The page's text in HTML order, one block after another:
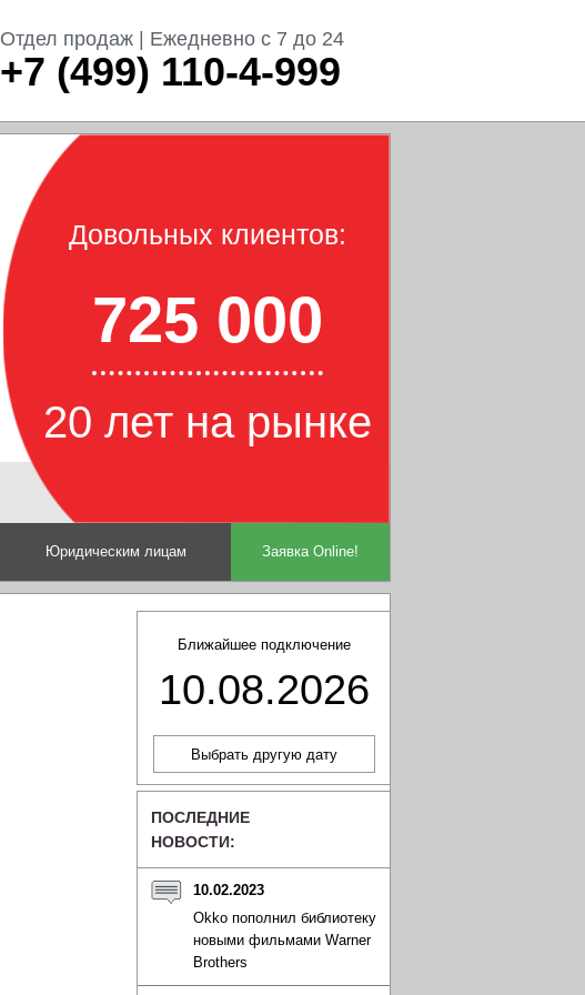
Отдел продаж | Ежедневно с 7 до 24
+7 (499) 110-4-999
Довольных клиентов:
725 000
20 лет на рынке
Юридическим лицам Заявка Online!
Ближайшее подключение
10.08.2026
ПОСЛЕДНИЕ
НОВОСТИ:
10.02.2023
Okko пополнил библиотеку
новыми фильмами Warner
Brothers